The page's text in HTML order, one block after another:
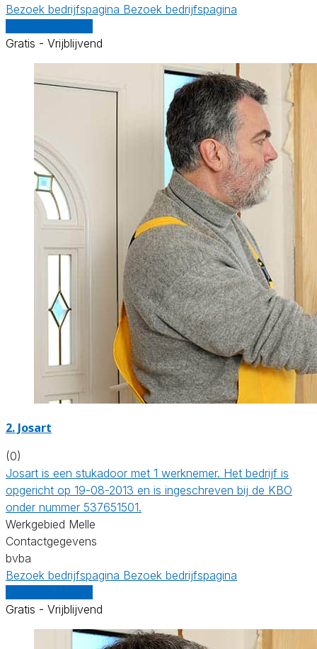
Bezoek bedrijfspagina Bezoek bedrijfspagina
Gratis - Vrijblijvend
2. Josart
(0)
Josart is een stukadoor met 1 werknemer. Het bedrijf is
opgericht op 19-08-2013 en is ingeschreven bij de KBO
onder nummer 537651501.
Werkgebied Melle
Contactgegevens
bvba
Bezoek bedrijfspagina Bezoek bedrijfspagina
Gratis - Vrijblijvend